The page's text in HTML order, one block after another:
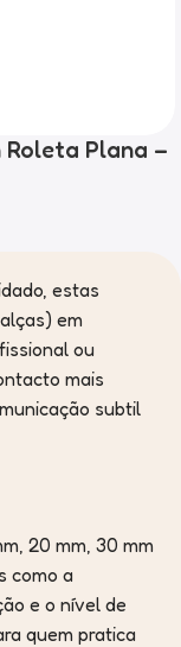
Roleta Plana –
estas
em
ou
mais
subtil
20 mm, 30 mm
como a
e o nível de
quem pratica